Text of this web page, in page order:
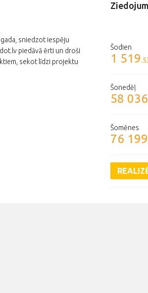
sniedzot iespēju
piedāvā ērti un droši
sekot līdzi projektu
Šodien
1 519
Šonedēļ
58 036
Šomēnes
76 199